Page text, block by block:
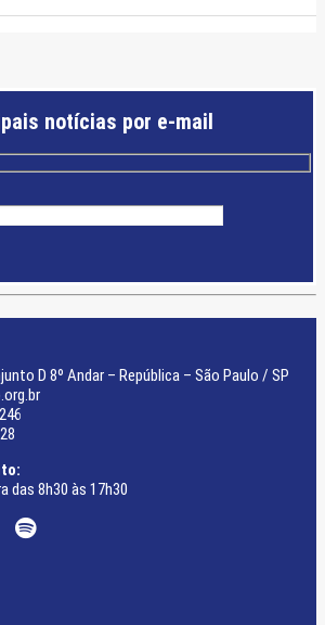
notícias por e-mail
D 8º Andar – República – São Paulo / SP
das 8h30 às 17h30